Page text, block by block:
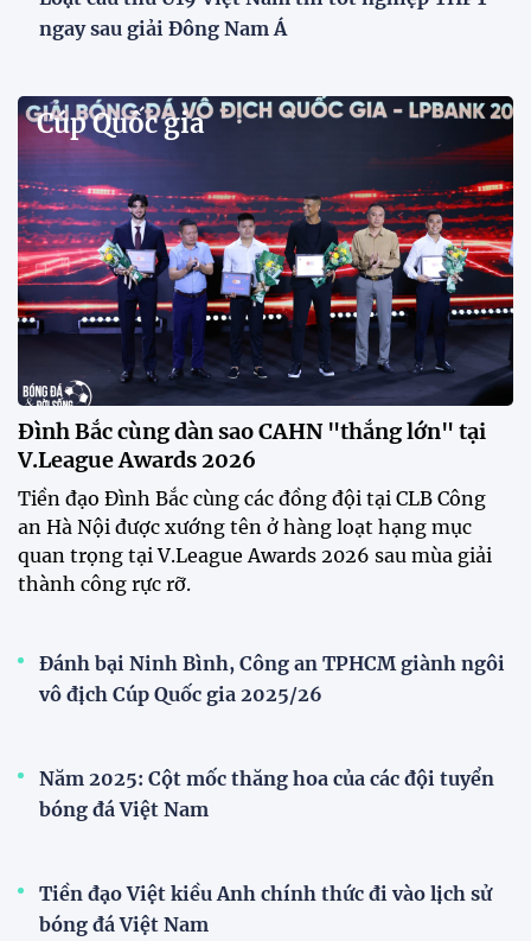
tập để theo dõi sao nhập tịch tuyển Việt Nam
Buổi tập của tuyển Việt Nam chiều nay (29/7) bất
ngờ thu hút sự chú ý của truyền thông Singapore
khi một phóng viên có mặt tại sân để trực tiếp theo
dõi màn thể hiện của các ngôi sao nhập tịch.
Đình Bắc cùng dàn sao CAHN "thắng lớn" tại
V.League Awards 2026
Festival bóng đá nữ trẻ 2026 lan tỏa đam mê tại
Đồng Tháp
Bóng đá Việt Nam nhận giải thưởng đặc biệt từ
AFC
Bóng đá nữ Việt Nam đón cú hích lớn trước mùa
giải 2026
Đội tuyển trẻ